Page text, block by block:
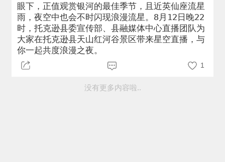
眼下，正值观赏银河的最佳季节，且近英仙座流星
雨，夜空中也会不时闪现浪漫流星。8月12日晚22
时，托克逊县委宣传部、县融媒体中心直播团队为
大家在托克逊县天山红河谷景区带来星空直播，与
你一起共度浪漫之夜。
1
没有更多内容啦..